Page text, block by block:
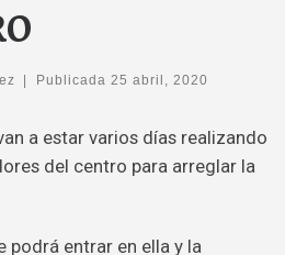
Publicada 25 abril, 2020
a estar varios días realizando
del centro para arreglar la
podrá entrar en ella y la